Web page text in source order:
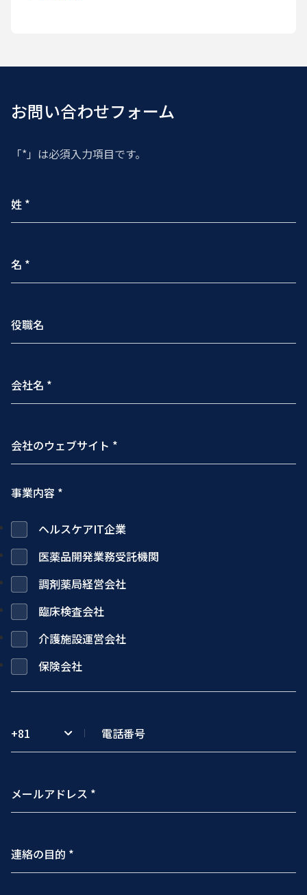
お問い合わせフォーム
「*」は必須入力項目です。
事業内容 *
ヘルスケアIT企業
医薬品開発業務受託機関
調剤薬局経営会社
臨床検査会社
介護施設運営会社
保険会社
+81